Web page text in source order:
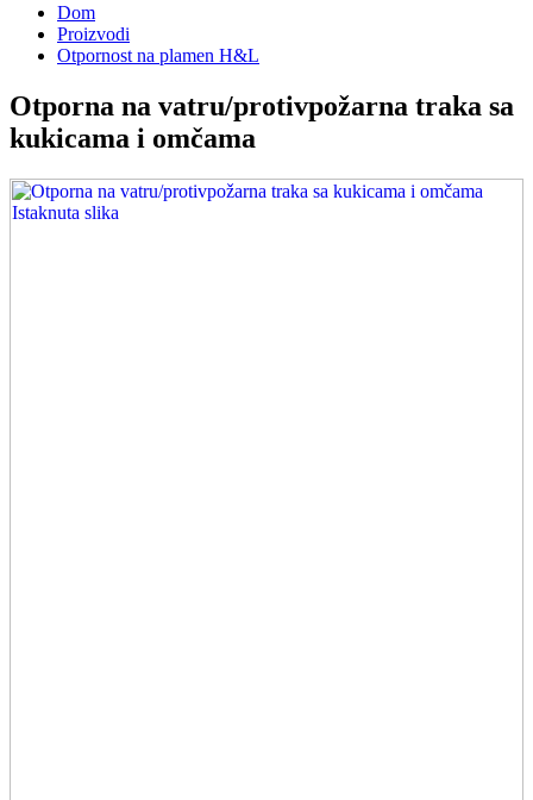
Dom
Proizvodi
Otpornost na plamen H&L
Otporna na vatru/protivpožarna traka sa
kukicama i omčama